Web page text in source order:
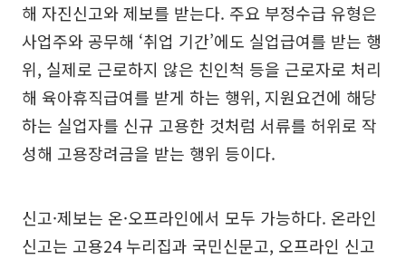
해 자진신고와 제보를 받는다. 주요 부정수급 유형은
사업주와 공무해 ‘취업 기간’에도 실업급여를 받는 행
위, 실제로 근로하지 않은 친인척 등을 근로자로 처리
해 육아휴직급여를 받게 하는 행위, 지원요건에 해당
하는 실업자를 신규 고용한 것처럼 서류를 허위로 작
성해 고용장려금을 받는 행위 등이다.
신고·제보는 온·오프라인에서 모두 가능하다. 온라인
신고는 고용24 누리집과 국민신문고, 오프라인 신고